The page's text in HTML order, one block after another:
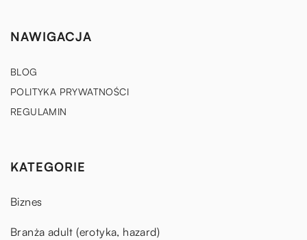
NAWIGACJA
BLOG
POLITYKA PRYWATNOŚCI
REGULAMIN
KATEGORIE
Biznes
Branża adult (erotyka, hazard)